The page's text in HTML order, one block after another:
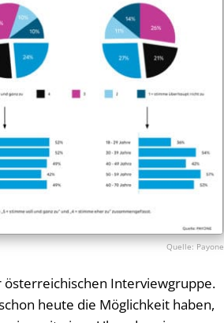
Payone
österreichischen Interviewgruppe.
heute die Möglichkeit haben,